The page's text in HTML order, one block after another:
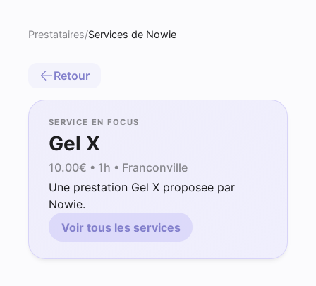
Prestataires/Services de Nowie
Retour
SERVICE EN FOCUS
Gel X
10.00€ • 1h • Franconville
Une prestation Gel X proposee par
Nowie.
Voir tous les services